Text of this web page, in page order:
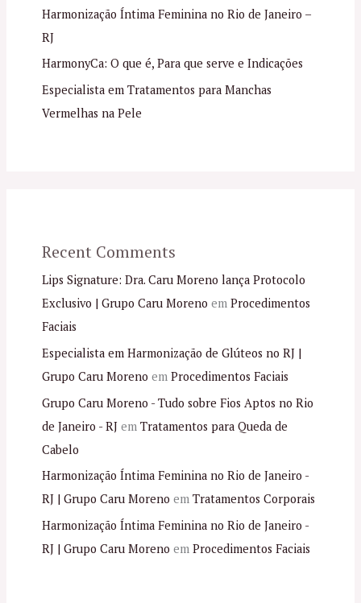
Harmonização Íntima Feminina no Rio de Janeiro –
RJ
HarmonyCa: O que é, Para que serve e Indicações
Especialista em Tratamentos para Manchas
Vermelhas na Pele
Recent Comments
Lips Signature: Dra. Caru Moreno lança Protocolo
Exclusivo | Grupo Caru Moreno em Procedimentos
Faciais
Especialista em Harmonização de Glúteos no RJ |
Grupo Caru Moreno em Procedimentos Faciais
Grupo Caru Moreno - Tudo sobre Fios Aptos no Rio
de Janeiro - RJem Tratamentos para Queda de
Cabelo
Harmonização Íntima Feminina no Rio de Janeiro -
RJ | Grupo Caru Moreno em Tratamentos Corporais
Harmonização Íntima Feminina no Rio de Janeiro -
RJ | Grupo Caru Moreno em Procedimentos Faciais